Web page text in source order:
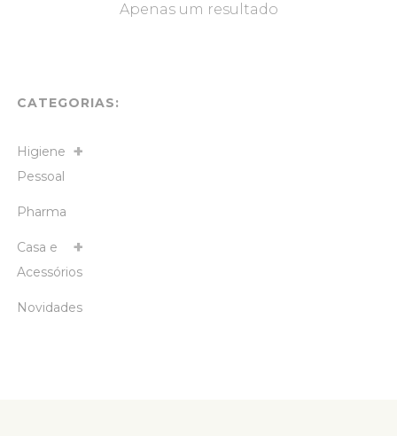
Apenas um resultado
CATEGORIAS:
Higiene
Pessoal
Pharma
Casa e
Acessórios
Novidades